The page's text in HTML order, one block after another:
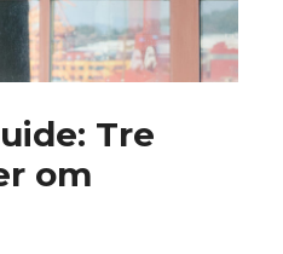
Tre
om